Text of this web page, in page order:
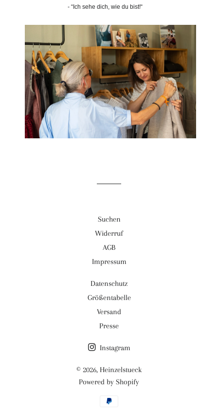
- “Ich sehe dich, wie du bist!“
Suchen
Widerruf
AGB
Impressum
Datenschutz
Größentabelle
Versand
Presse
Instagram
© 2026, Heinzelstueck
Powered by Shopify
Zahlungsmethoden